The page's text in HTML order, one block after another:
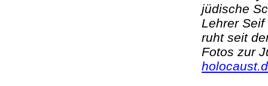
jüdische
Lehrer
ruht seit
Fotos zur